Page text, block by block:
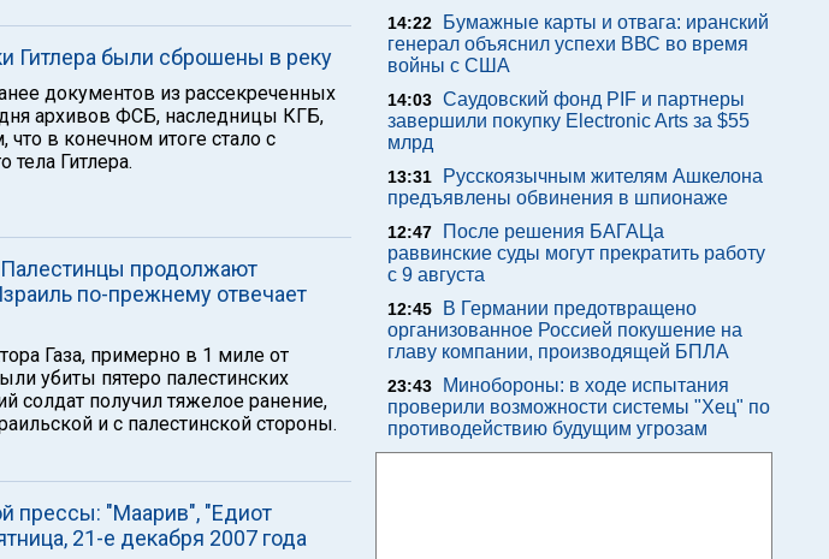
Гитлера были сброшены в реку
документов из рассекреченных
архивов ФСБ, наследницы КГБ,
что в конечном итоге стало с
тела Гитлера.
продолжают
по-прежнему отвечает
Газа, примерно в 1 миле от
убиты пятеро палестинских
солдат получил тяжелое ранение,
и с палестинской стороны.
прессы: "Маарив", "Едиот
21-е декабря 2007 года
14:22
Бумажные карты и отвага: иранский
генерал объяснил успехи ВВС во время
войны с США
14:03 Саудовский фонд PIF и партнеры
завершили покупку Electronic Arts за $55
млрд
13:31
Русскоязычным жителям Ашкелона
предъявлены обвинения в шпионаже
12:47
После решения БАГАЦа
раввинские суды могут прекратить работу
с 9 августа
12:45
В Германии предотвращено
организованное Россией покушение на
главу компании, производящей БПЛА
23:43
Минобороны: в ходе испытания
проверили возможности системы "Хец" по
противодействию будущим угрозам